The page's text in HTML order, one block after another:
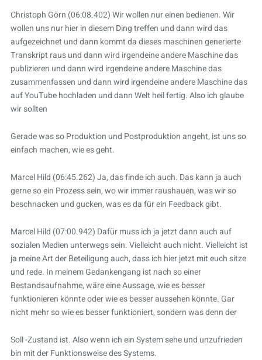
Christoph Görn (06:08.402) Wir wollen nur einen bedienen. Wir
wollen uns nur hier in diesem Ding treffen und dann wird das
aufgezeichnet und dann kommt da dieses maschinen generierte
Transkript raus und dann wird irgendeine andere Maschine das
publizieren und dann wird irgendeine andere Maschine das
zusammenfassen und dann wird irgendeine andere Maschine das
auf YouTube hochladen und dann Welt heil fertig. Also ich glaube
wir sollten
Gerade was so Produktion und Postproduktion angeht, ist uns so
einfach machen, wie es geht.
Marcel Hild (06:45.262) Ja, das finde ich auch. Das kann ja auch
gerne so ein Prozess sein, wo wir immer raushauen, was wir so
beschnacken und gucken, was es da für ein Feedback gibt.
Marcel Hild (07:00.942) Dafür muss ich ja jetzt dann auch auf
sozialen Medien unterwegs sein. Vielleicht auch nicht. Vielleicht ist
ja meine Art der Beteiligung auch, dass ich hier jetzt mit euch sitze
und rede. In meinem Gedankengang ist nach so einer
Bestandsaufnahme, wäre eine Aussage, wie es besser
funktionieren könnte oder wie es besser aussehen könnte. Gar
nicht mehr so wie es besser funktioniert, sondern was denn der
Soll -Zustand ist. Also wenn ich ein System sehe und unzufrieden
bin mit der Funktionsweise des Systems.